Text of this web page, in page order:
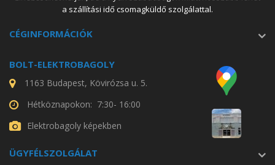
a szállítási idő csomagküldő szolgálattal.
CÉGINFORMÁCIÓK
BOLT-ELEKTROBAGOLY
1163 Budapest, Kövirózsa u. 5.
Hétköznapokon: 7:30- 16:00
Elektrobagoly képekben
ÜGYFÉLSZOLGÁLAT